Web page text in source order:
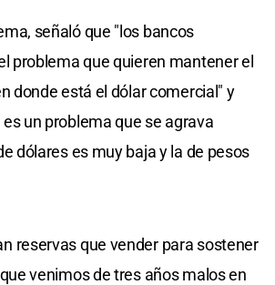
señaló que "los bancos
problema que quieren mantener el
donde está el dólar comercial" y
un problema que se agrava
dólares es muy baja y la de pesos
reservas que vender para sostener
venimos de tres años malos en